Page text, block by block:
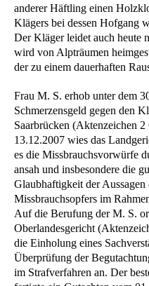
anderer Häftling einen
Klägers bei dessen Hofgang
Der Kläger leidet auch heute
wird von Alpträumen
der zu einem dauerhaften
Frau M. S. erhob unter dem
Schmerzensgeld gegen den
Saarbrücken (Aktenzeichen
13.12.2007 wies das
es die Missbrauchsvorwürfe
ansah und insbesondere die
Glaubhaftigkeit der Aussagen
Missbrauchsopfers im
Auf die Berufung der M. S.
Oberlandesgericht
die Einholung eines
Überprüfung der
im Strafverfahren an. Der